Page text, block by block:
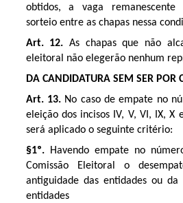
obtidos, a vaga
sorteio entre as chapas nessa
Art. 12.As chapas que não
eleitoral não elegerão nenhum
DA CANDIDATURA SEM SER POR
Art. 13. No caso de empate no
eleição dos incisos IV, V, VI, IX, X
será aplicado o seguinte critério:
§1º.
Havendo empate no
Comissão Eleitoral o
antiguidade das entidades ou da
entidades